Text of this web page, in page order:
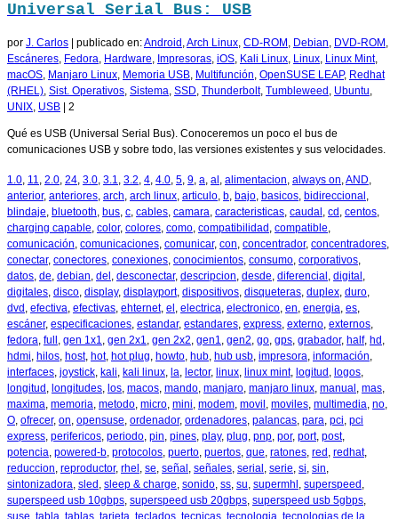
Universal Serial Bus: USB
por J. Carlos publicado en:Android ,Arch Linux, CD-ROM , Debian, DVD-ROM ,
Escáneres, Fedora, Hardware, Impresoras, iOS, Kali Linux, Linux, Linux Mint,
macOS, Manjaro Linux, Memoria USB, Multifunción, OpenSUSE LEAP, Redhat
(RHEL), Sist. Operativos, Sistema, SSD, Thunderbolt, Tumbleweed , Ubuntu,
UNIX, USB 2
Qué es USB (Universal Serial Bus). Conoceremos un poco el bus de
comunicaciones USB y sobre todo, las versiones existentes y sus velocidades.
1.0, 11, 2.0, 24, 3.0, 3.1, 3.2, 4, 4.0, 5, 9, a, al , alimentacion, always on,AND,
anterior, anteriores, arch, arch linux, articulo, b, bajo, basicos, bidireccional ,
blindaje, bluetooth, bus, c, cables, camara, caracteristicas, caudal , cd , centos,
charging capable, color, colores, como, compatibilidad , compatible,
comunicación, comunicaciones, comunicar, con, concentrador, concentradores,
conectar, conectores, conexiones, conocimientos, consumo, corporativos,
datos, de, debian, del , desconectar, descripcion, desde, diferencial , digital ,
digitales, disco, display, displayport, dispositivos, disqueteras, duplex, duro,
dvd , efectiva, efectivas, ehternet, el , electrica, electronico, en, energia, es,
escáner, especificaciones, estandar, estandares, express, externo, externos,
fedora, full , gen 1x1, gen 2x1, gen 2x2, gen1, gen2, go, gps, grabador, half, hd ,
hdmi, hilos, host, hot, hot plug, howto, hub, hub usb, impresora, información,
interfaces, joystick, kali, kali linux, la, lector, linux, linux mint, logitud , logos,
longitud , longitudes, los, macos, mando, manjaro, manjaro linux, manual , mas,
maxima, memoria, metodo, micro, mini, modem, movil , moviles, multimedia, no,
O, ofrecer, on, opensuse, ordenador, ordenadores, palancas, para, pci, pci
express, perifericos, periodo, pin, pines, play, plug, pnp, por, port, post,
potencia, powered-b, protocolos, puerto, puertos, que, ratones, red , redhat,
reduccion, reproductor, rhel , se, señal , señales, serial , serie, si, sin,
sintonizadora, sled , sleep & charge, sonido, ss, su, supermhl , superspeed ,
superspeed usb 10gbps, superspeed usb 20gbps, superspeed usb 5gbps,
suse tabla tablas tarjeta teclados tecnicas tecnologia tecnologias de la